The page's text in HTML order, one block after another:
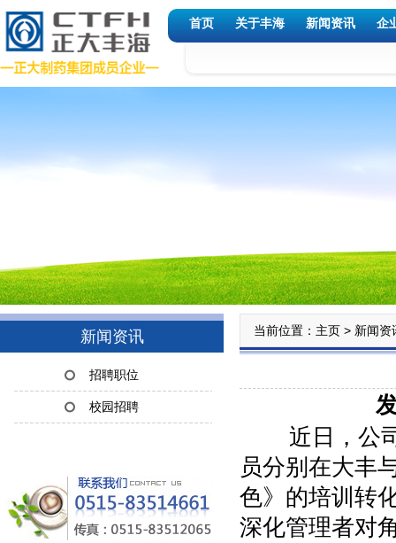
首页 关于丰海 新闻资讯 企
新闻资讯
招聘职位
校园招聘
当前位置： 主页 > 新闻资
近日，公司
员分别在大丰
色》的培训转
深化管理者对